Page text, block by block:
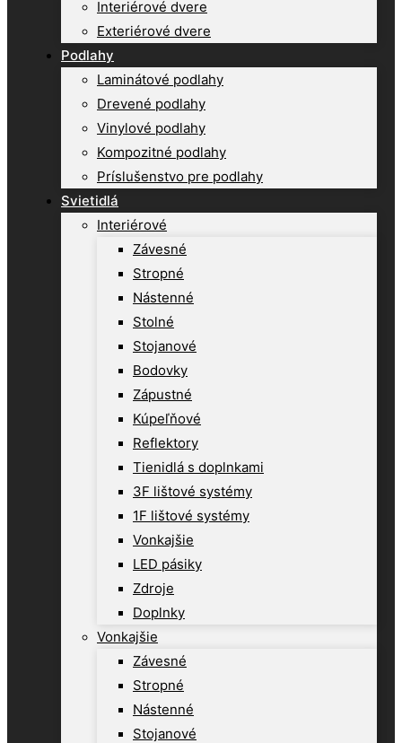
Interiérové dvere
Exteriérové dvere
Podlahy
Laminátové podlahy
Drevené podlahy
Vinylové podlahy
Kompozitné podlahy
Príslušenstvo pre podlahy
Svietidlá
Interiérové
Závesné
Stropné
Nástenné
Stolné
Stojanové
Bodovky
Zápustné
Kúpeľňové
Reflektory
Tienidlá s doplnkami
3F lištové systémy
1F lištové systémy
Vonkajšie
LED pásiky
Zdroje
Doplnky
Vonkajšie
Závesné
Stropné
Nástenné
Stojanové